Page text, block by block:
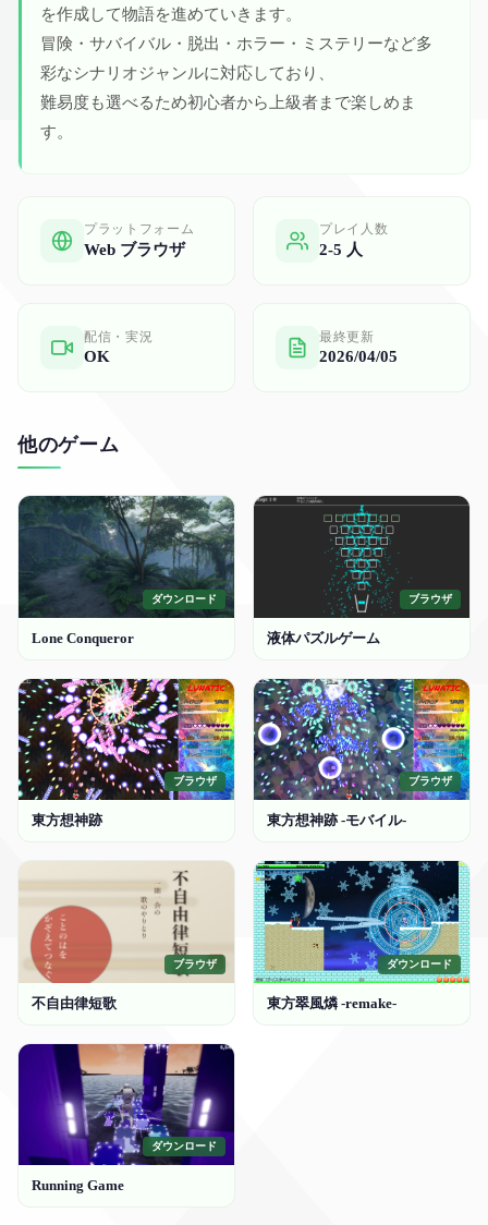
を作成して物語を進めていきます。
冒険・サバイバル・脱出・ホラー・ミステリーなど多
彩なシナリオジャンルに対応しており、
難易度も選べるため初心者から上級者まで楽しめま
す。
プラットフォーム
Web ブラウザ
プレイ人数
2-5 人
配信・実況
OK
最終更新
2026/04/05
他のゲーム
ダウンロード
Lone Conqueror
ブラウザ
液体パズルゲーム
ブラウザ
東方想神跡
ブラウザ
東方想神跡 -モバイル-
ブラウザ
不自由律短歌
ダウンロード
東方翠風燐 -remake-
ダウンロード
Running Game